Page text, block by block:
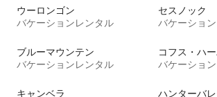
ウーロンゴン
バケーションレンタル
セスノック
バケーショ
ブルーマウンテン
バケーションレンタル
コフス・ハ
バケーショ
キャンベラ
ハンターバ